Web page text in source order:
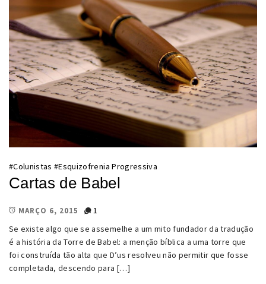
#Colunistas #Esquizofrenia Progressiva
Cartas de Babel
MARÇO 6, 2015
1
Se existe algo que se assemelhe a um mito fundador da tradução
é a história da Torre de Babel: a menção bíblica a uma torre que
foi construída tão alta que D’us resolveu não permitir que fosse
completada, descendo para […]